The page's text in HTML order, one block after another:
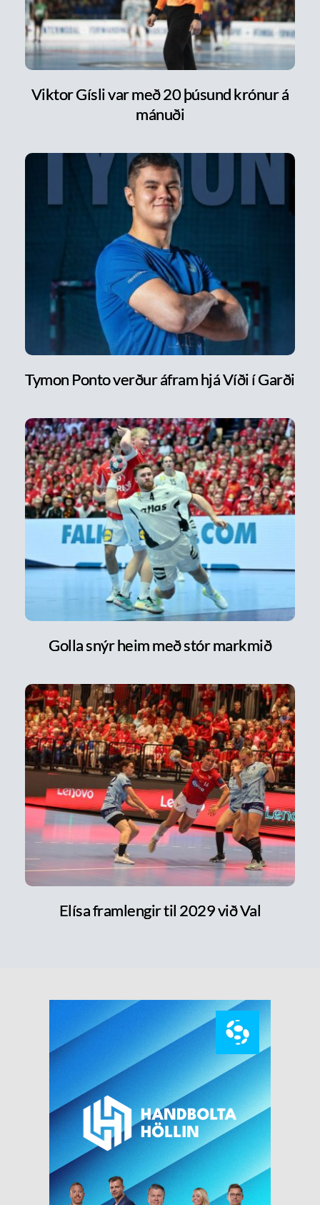
Viktor Gísli var með 20 þúsund krónur á
mánuði
Tymon Ponto verður áfram hjá Víði í Garði
Golla snýr heim með stór markmið
Elísa framlengir til 2029 við Val